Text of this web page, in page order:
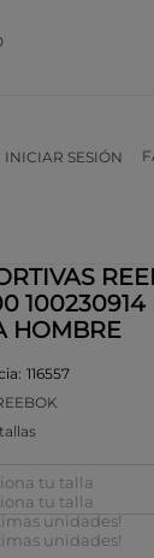
INICIAR SESIÓN
HOMBRE
116557
tu talla
tu talla
unidades!
unidades!